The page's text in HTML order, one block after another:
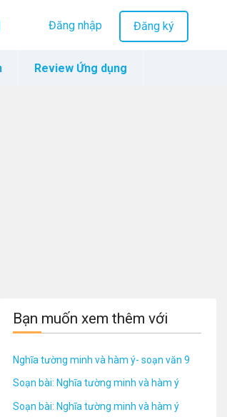
Đăng nhập Đăng ký
Review Ứng dụng
Bạn muốn xem thêm với
Nghĩa tường minh và hàm ý- soạn văn 9
Soạn bài: Nghĩa tường minh và hàm ý
Soạn bài: Nghĩa tường minh và hàm ý